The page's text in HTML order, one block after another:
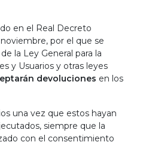
en el Real Decreto
por el que se
la Ley General para la
y Usuarios y otras leyes
devoluciones en los
una vez que estos hayan
siempre que la
con el consentimiento